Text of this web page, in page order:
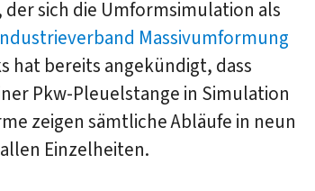
sich die Umformsimulation als
Massivumformung
hat bereits angekündigt, dass
Pkw-Pleuelstange in Simulation
zeigen sämtliche Abläufe in neun
Einzelheiten.